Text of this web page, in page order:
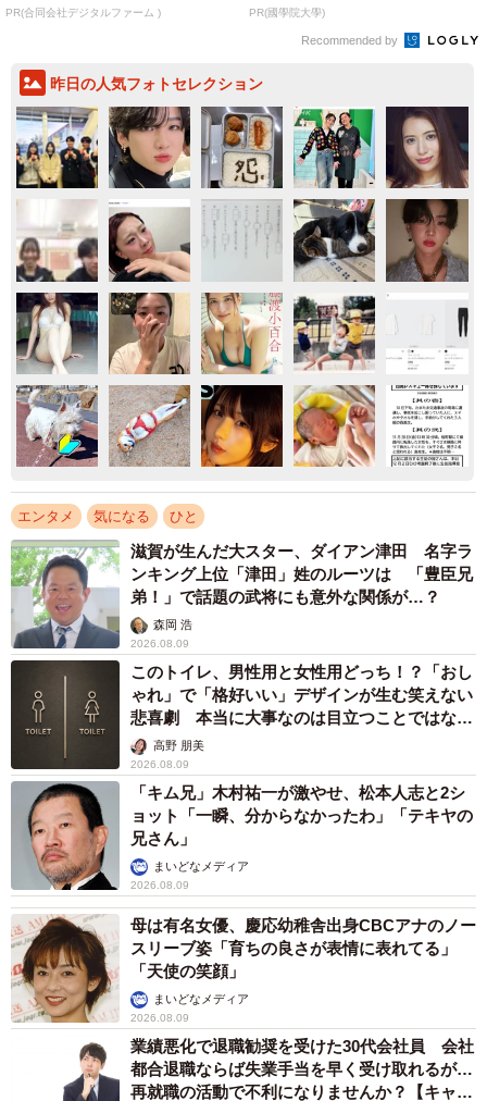
PR(合同会社デジタルファーム ) PR(國學院大學)
Recommended by
昨日の人気フォトセレクション
エンタメ 気になる ひと
滋賀が生んだ大スター、ダイアン津田 名字ラ
ンキング上位「津田」姓のルーツは 「豊臣兄
弟！」で話題の武将にも意外な関係が…？
森岡 浩
2026.08.09
このトイレ、男性用と女性用どっち！？「おし
ゃれ」で「格好いい」デザインが生む笑えない
悲喜劇 本当に大事なのは目立つことではな
く…高野 朋美
2026.08.09
「キム兄」木村祐一が激やせ、松本人志と2シ
ョット「一瞬、分からなかったわ」「テキヤの
兄さん」
まいどなメディア
2026.08.09
母は有名女優、慶応幼稚舎出身CBCアナのノー
スリーブ姿「育ちの良さが表情に表れてる」
「天使の笑顔」
まいどなメディア
2026.08.09
業績悪化で退職勧奨を受けた30代会社員 会社
都合退職ならば失業手当を早く受け取れるが…
再就職の活動で不利になりませんか？【キャリ